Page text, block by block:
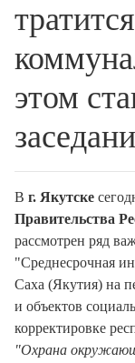
этом
В г. Якутске
Правительства
рассмотрен ряд
"Среднесрочная
Саха (Якутия) на
и объектов
корректировке
"Охрана